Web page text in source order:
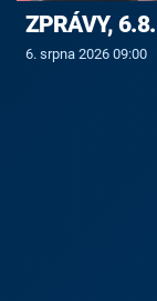
ZPRÁVY,
6. srpna 2026 09:00